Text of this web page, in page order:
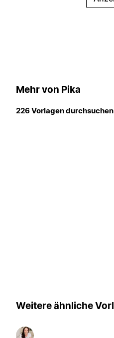
Mehr von Pika
226 Vorlagen durchsuchen
Weitere ähnliche